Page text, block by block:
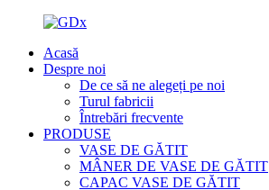
Acasă
Despre noi
De ce să ne alegeți pe noi
Turul fabricii
Întrebări frecvente
PRODUSE
VASE DE GĂTIT
MÂNER DE VASE DE GĂTIT
CAPAC VASE DE GĂTIT